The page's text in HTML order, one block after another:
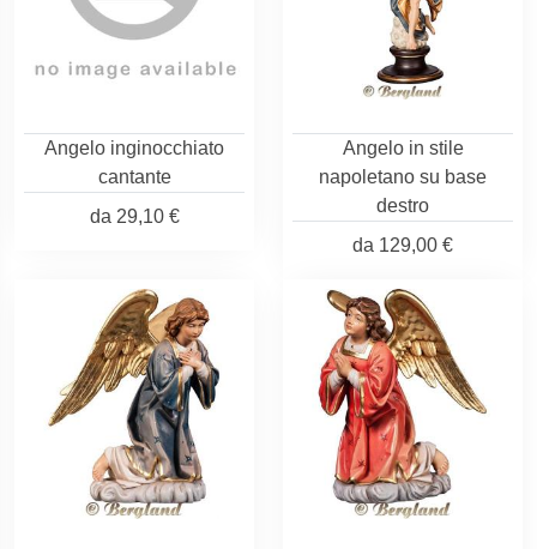
Angelo inginocchiato
cantante
da 29,10 €
Angelo in stile
napoletano su base
destro
da 129,00 €